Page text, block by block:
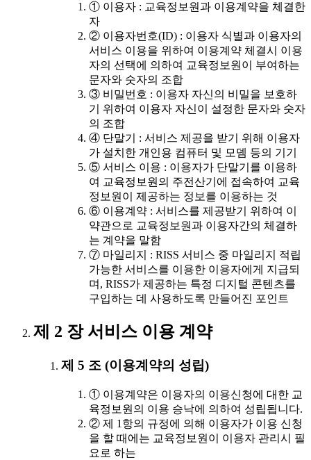
① 이용자 : 교육정보원과 이용계약을 체결한
자
② 이용자번호(ID) : 이용자 식별과 이용자의
서비스 이용을 위하여 이용계약 체결시 이용
자의 선택에 의하여 교육정보원이 부여하는
문자와 숫자의 조합
③ 비밀번호 : 이용자 자신의 비밀을 보호하
기 위하여 이용자 자신이 설정한 문자와 숫자
의 조합
④ 단말기 : 서비스 제공을 받기 위해 이용자
가 설치한 개인용 컴퓨터 및 모뎀 등의 기기
⑤ 서비스 이용 : 이용자가 단말기를 이용하
여 교육정보원의 주전산기에 접속하여 교육
정보원이 제공하는 정보를 이용하는 것
⑥ 이용계약 : 서비스를 제공받기 위하여 이
약관으로 교육정보원과 이용자간의 체결하
는 계약을 말함
⑦ 마일리지 : RISS 서비스 중 마일리지 적립
가능한 서비스를 이용한 이용자에게 지급되
며, RISS가 제공하는 특정 디지털 콘텐츠를
구입하는 데 사용하도록 만들어진 포인트
제 2 장 서비스 이용 계약
제 5 조 (이용계약의 성립)
① 이용계약은 이용자의 이용신청에 대한 교
육정보원의 이용 승낙에 의하여 성립됩니다.
② 제 1항의 규정에 의해 이용자가 이용 신청
을 할 때에는 교육정보원이 이용자 관리시 필
요로 하는